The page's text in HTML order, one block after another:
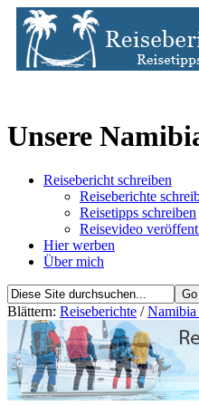
Unsere
Reisebericht schreiben
Reiseberichte
Reisetipps schreiben
Reisevideo
Hier werben
Über mich
Blättern: Reiseberichte /Namibia